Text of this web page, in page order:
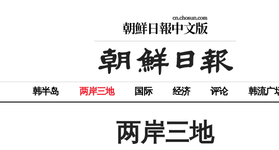
韩半岛 两岸三地 国际 经济 评论 韩流广
两岸三地